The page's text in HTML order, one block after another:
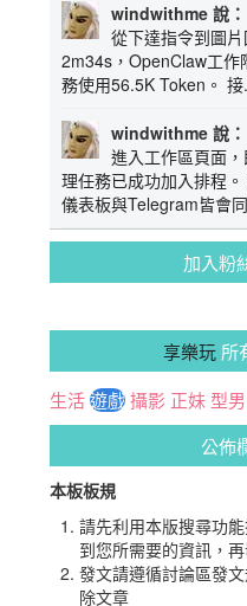
windwithme 說：
從下達指令到圖
2m34s，OpenClaw工作
務使用56.5K Token。 接
windwithme 說：
進入工作區頁面
理任務已成功加入排程
儀表板與Telegram皆會
加入粉
享樂玩所
生活遊戲攝影 正妹 型男
公佈
本板板規
請先利用本版搜尋功
到您所需要的資訊，
發文請遵循討論區發
除文章